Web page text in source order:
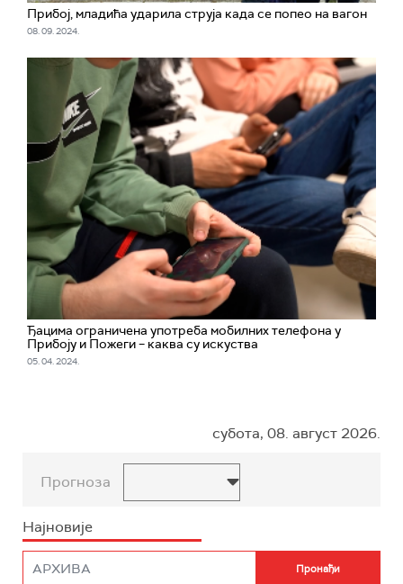
Прибој, младића ударила струја када се попео на вагон
08. 09. 2024.
Ђацима ограничена употреба мобилних телефона у
Прибоју и Пожеги – каква су искуства
05. 04. 2024.
субота, 08. август 2026.
Прогноза
Најновије